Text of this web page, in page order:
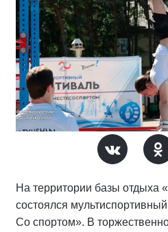
На территории базы отдыха
состоялся
Со спортом». В